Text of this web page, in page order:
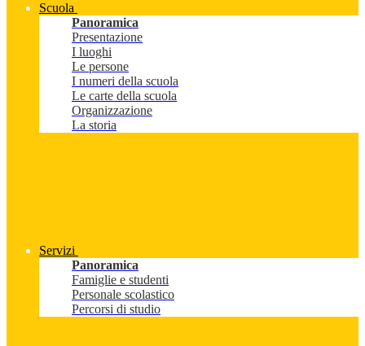
Scuola
Panoramica
Presentazione
I luoghi
Le persone
I numeri della scuola
Le carte della scuola
Organizzazione
La storia
Servizi
Panoramica
Famiglie e studenti
Personale scolastico
Percorsi di studio